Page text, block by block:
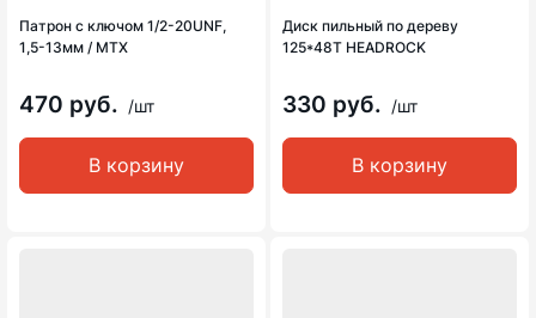
Патрон с ключом 1/2-20UNF,
1,5-13мм / MTX
470 руб. /шт
В корзину
Диск пильный по дереву
125*48Т HEADROCK
330 руб. /шт
В корзину